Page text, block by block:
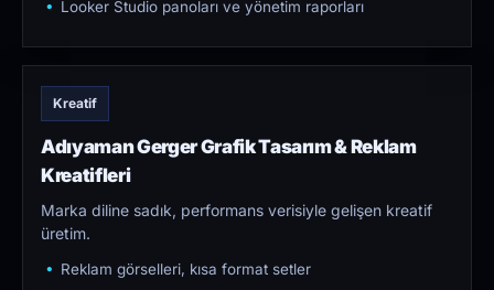
Looker Studio panoları ve yönetim raporları
Kreatif
Adıyaman Gerger Grafik Tasarım & Reklam
Kreatifleri
Marka diline sadık, performans verisiyle gelişen kreatif
üretim.
Reklam görselleri, kısa format setler